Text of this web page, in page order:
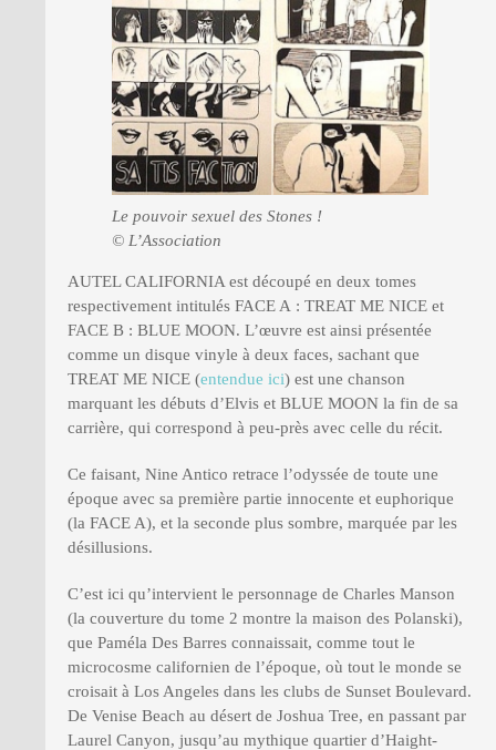
Le pouvoir sexuel des Stones !
© L’Association
AUTEL CALIFORNIA est découpé en deux tomes
respectivement intitulés FACE A : TREAT ME NICE et
FACE B : BLUE MOON. L’œuvre est ainsi présentée
comme un disque vinyle à deux faces, sachant que
TREAT ME NICE (entendue ici) est une chanson
marquant les débuts d’Elvis et BLUE MOON la fin de sa
carrière, qui correspond à peu-près avec celle du récit.
Ce faisant, Nine Antico retrace l’odyssée de toute une
époque avec sa première partie innocente et euphorique
(la FACE A), et la seconde plus sombre, marquée par les
désillusions.
C’est ici qu’intervient le personnage de Charles Manson
(la couverture du tome 2 montre la maison des Polanski),
que Paméla Des Barres connaissait, comme tout le
microcosme californien de l’époque, où tout le monde se
croisait à Los Angeles dans les clubs de Sunset Boulevard.
De Venise Beach au désert de Joshua Tree, en passant par
Laurel Canyon, jusqu’au mythique quartier d’Haight-